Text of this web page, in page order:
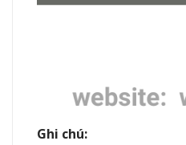
Ghi chú: